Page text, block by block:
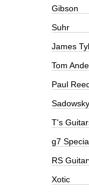
Gibson
Suhr
James
Tom
Paul
Sadowsky
T's
g7
RS
Xotic